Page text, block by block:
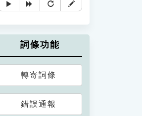
詞條功能
轉寄詞條
錯誤通報